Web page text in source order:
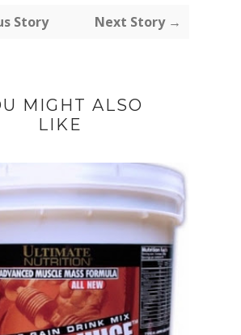
Story Next Story →
MIGHT ALSO
LIKE